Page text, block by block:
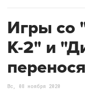
Игры со
К-2" и
Вс, 08 ноября 2020